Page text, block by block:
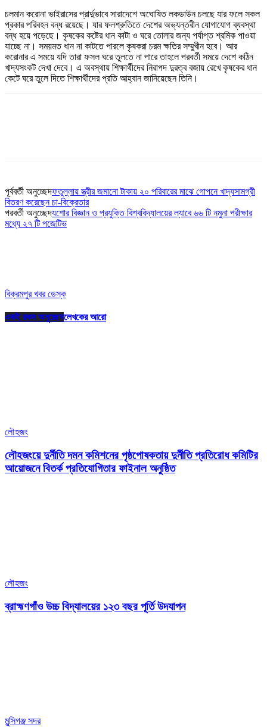
চলমান করোনা ভাইরাসের প্রার্দুভাবে সারাদেশে অঘোষিত লকডাউন চলছে যার ফলে সকল
প্রকার পরিবহন বন্ধ রয়েছে। যার ফলশ্রুতিতে দেশের অভ্যন্তরীন যোগাযোগ ব্যবস্থা
বন্ধ হয়ে পড়েছে। কৃষকের কষ্টের ধান কাটা ও ঘরে তোলার জন্য পর্যাপ্ত শ্রমিক পাওয়া
যাচ্ছে না। সময়মত ধান না কাটতে পারলে কৃষকরা চরম ক্ষতির সম্মুখীন হবে। আর
করোনার এ সময়ে যদি তারা ফসল ঘরে তুলতে না পারে তাহলে পরবর্তী সময়ে দেশে কঠিন
খাদ্যসংকট দেখা দেবে। এ অবস্থায় শিক্ষার্থীদের নিরাপদ দুরত্ব বজায় রেখে কৃষকের ধান
কেটে ঘরে তুলে দিতে শিক্ষার্থীদের প্রতি আহ্বান জানিয়েছেন তিনি।
পূর্ববর্তী অনুচ্ছেদফতুল্লায় স্ত্রীর জমানো টাকায় ২০ পরিবারের মাঝে গোপনে খাদ্যসামগ্রী
বিতরণ করেছেন চা-বিক্রেতার
পরবর্তী অনুচ্ছেদযশোর বিজ্ঞান ও প্রযুক্তি বিশ্ববিদ্যালয়ের ল্যাবে ৬৬ টি নমুনা পরীক্ষার
মধ্যে ২৭ টি পজেটিভ
বিক্রমপুর খবর ডেস্ক
একই রকম অনুচ্ছেদলেখকের আরো
লৌহজং
লৌহজংয়ে দুর্নীতি দমন কমিশনের পৃষ্ঠপোষকতায় দুর্নীতি প্রতিরোধ কমিটির
আয়োজনে বিতর্ক প্রতিযোগিতার ফাইনাল অনুষ্ঠিত
লৌহজং
ব্রাহ্মণগাঁও উচ্চ বিদ্যালয়ের ১২৩ বছর পূর্তি উদযাপন
মুন্সিগঞ্জ সদর